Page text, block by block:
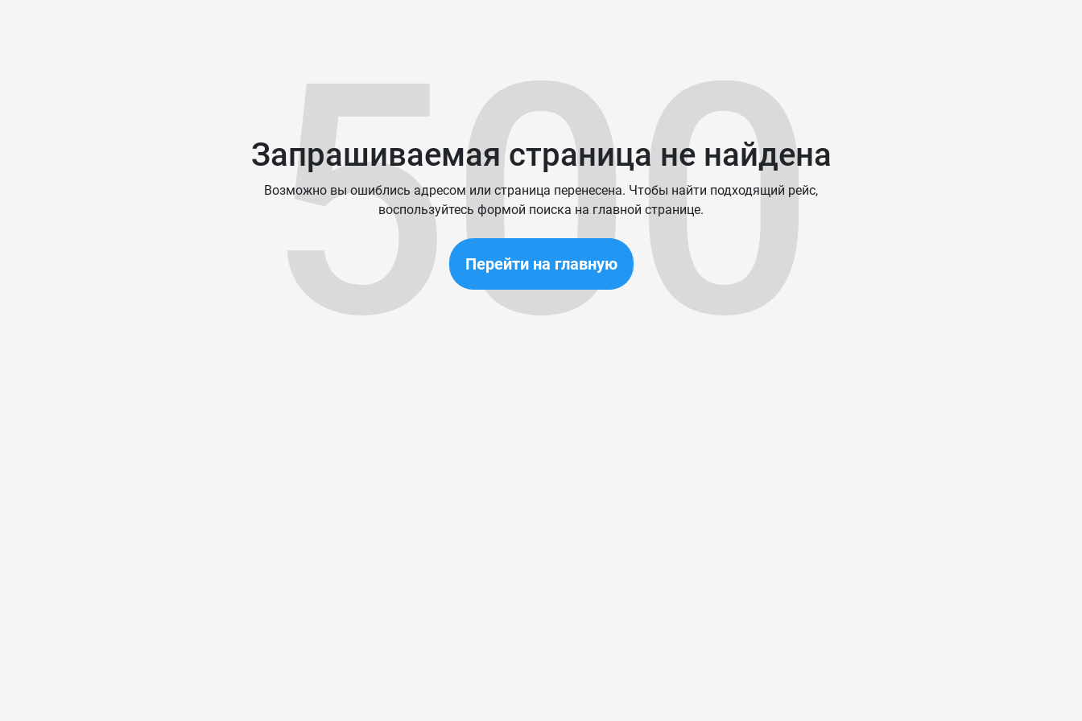
Запрашиваемая страница не найдена
Возможно вы ошиблись адресом или страница перенесена. Чтобы найти подходящий рейс,
воспользуйтесь формой поиска на главной странице.
Перейти на главную
500